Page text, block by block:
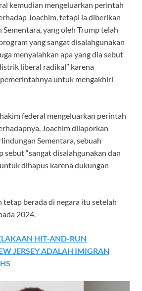
kemudian mengeluarkan perintah
Joachim, tetapi ia diberikan
yang oleh Trump telah
yang sangat disalahgunakan
menyalahkan apa yang dia sebut
liberal radikal” karena
untuk mengakhiri
federal mengeluarkan perintah
Joachim dilaporkan
Sementara, sebuah
sebut “sangat disalahgunakan dan
dihapus karena dukungan
tetap berada di negara itu setelah
2024.
HIT-AND-RUN
JERSEY ADALAH IMIGRAN